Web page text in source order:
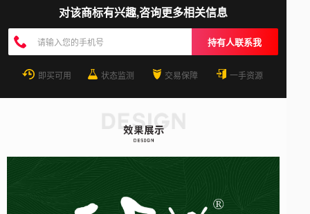
对该商标有兴趣,咨询更多相关信息
持有人联系我
即买可用 状态监测 交易保障 一手资源